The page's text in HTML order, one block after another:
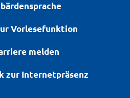
Vorlesefunktion
melden
zur Internetpräsenz